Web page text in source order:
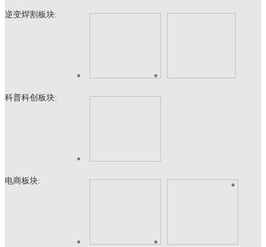
逆变焊割板块:
科普科创板块:
电商板块: